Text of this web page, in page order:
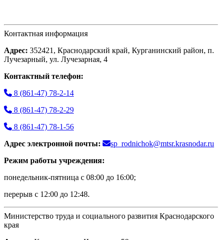
Контактная информация
Адрес: 352421, Краснодарский край, Курганинский район, п.
Лучезарный, ул. Лучезарная, 4
Контактный телефон:
8 (861-47) 78-2-14
8 (861-47) 78-2-29
8 (861-47) 78-1-56
Адрес электронной почты:
sp_rodnichok@mtsr.krasnodar.ru
Режим работы учреждения:
понедельник-пятница с 08:00 до 16:00;
перерыв с 12:00 до 12:48.
Министерство труда и социального развития Краснодарского
края